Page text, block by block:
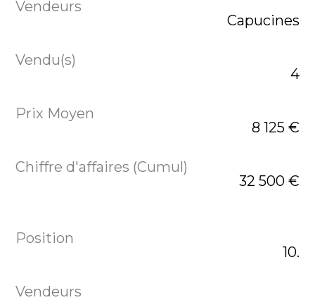
Capucines
4
8 125 €
32 500 €
10.